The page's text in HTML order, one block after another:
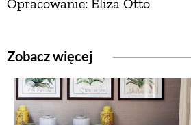
Zobacz więcej